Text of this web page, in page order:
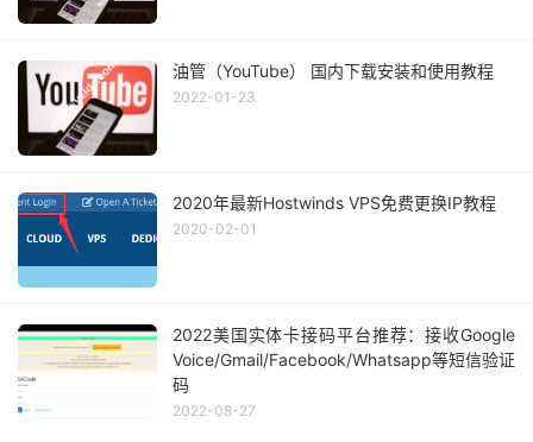
油管（YouTube） 国内下载安装和使用教程
2022-01-23
2020年最新Hostwinds VPS免费更换IP教程
2020-02-01
2022美国实体卡接码平台推荐：接收Google
Voice/Gmail/Facebook/Whatsapp等短信验证
码
2022-08-27